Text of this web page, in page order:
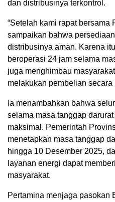
dan distribusinya terkontrol.
“Setelah kami rapat bersama
sampaikan bahwa
distribusinya aman. Karena
beroperasi 24 jam selama
juga menghimbau
melakukan pembelian secara
Ia menambahkan bahwa
selama masa tanggap
maksimal. Pemerintah
menetapkan masa tanggap
hingga 10 Desember 2025,
layanan energi dapat
masyarakat.
Pertamina menjaga pasokan